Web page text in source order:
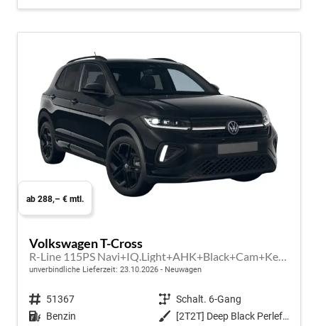
ab 288,– € mtl.
Volkswagen T-Cross
unverbindliche Lieferzeit: 23.10.2026 Neuwagen
Fahrzeugnr. 51367 Getriebe Schalt. 6-Gang
Kraftstoff Benzin Außenfarbe [2T2T] Deep Black Perleffekt